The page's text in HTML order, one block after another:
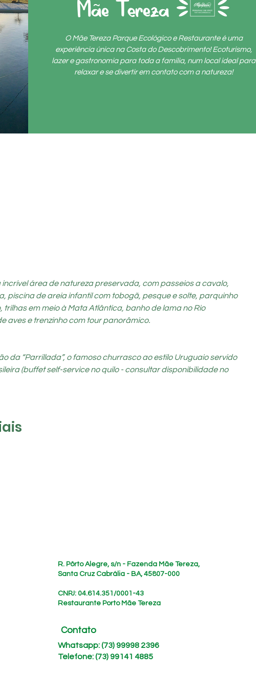
Mãe Tereza (1)
O Mãe Tereza Parque Ecológico e Restaurante é uma
experiência única na Costa do Descobrimento! Ecoturismo,
lazer e gastronomia para toda a família, num local ideal para
relaxar e se divertir em contato com a natureza!
área de natureza preservada, com passeios a cavalo,
piscina de areia infantil com tobogã, pesque e solte, parquinho
em meio à Mata Atlântica, banho de lama no Rio
aves e trenzinho com tour panorâmico.
da “Parrillada”, o famoso churrasco ao estilo Uruguaio servido
(buffet self-service no quilo - consultar disponibilidade no
R. Pôrto Alegre, s/n - Fazenda Mãe Tereza,
Santa Cruz Cabrália - BA, 45807-000
CNPJ: 04.614.351/0001-43
Restaurante Porto Mãe Tereza
Contato
Whatsapp: (73) 99998 2396
Telefone: (73) 99141 4885